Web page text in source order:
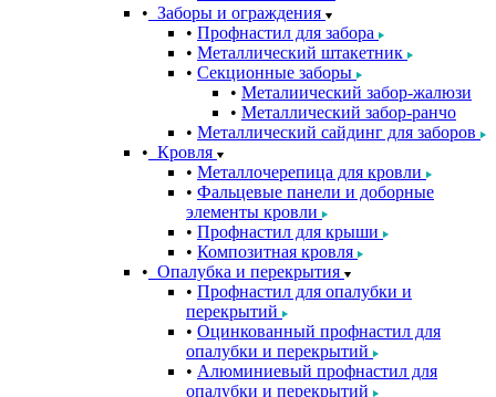
Заборы и ограждения
Профнастил для забора
Металлический штакетник
Секционные заборы
Металиический забор-жалюзи
Металлический забор-ранчо
Металлический сайдинг для заборов
Кровля
Металлочерепица для кровли
Фальцевые панели и доборные
элементы кровли
Профнастил для крыши
Композитная кровля
Опалубка и перекрытия
Профнастил для опалубки и
перекрытий
Оцинкованный профнастил для
опалубки и перекрытий
Алюминиевый профнастил для
опалубки и перекрытий